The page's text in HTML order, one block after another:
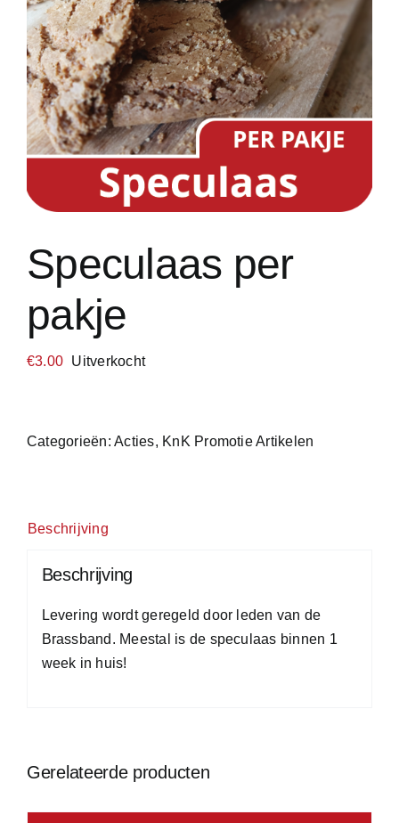
Speculaas per
pakje
€3.00 Uitverkocht
Categorieën:Acties, KnK Promotie Artikelen
Beschrijving
Beschrijving
Levering wordt geregeld door leden van de
Brassband. Meestal is de speculaas binnen 1
week in huis!
Gerelateerde producten